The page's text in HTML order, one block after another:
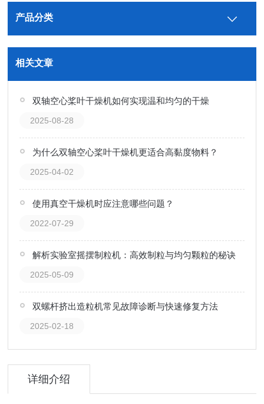
产品分类
相关文章
双轴空心桨叶干燥机如何实现温和均匀的干燥
2025-08-28
为什么双轴空心桨叶干燥机更适合高黏度物料？
2025-04-02
使用真空干燥机时应注意哪些问题？
2022-07-29
解析实验室摇摆制粒机：高效制粒与均匀颗粒的秘诀
2025-05-09
双螺杆挤出造粒机常见故障诊断与快速修复方法
2025-02-18
详细介绍